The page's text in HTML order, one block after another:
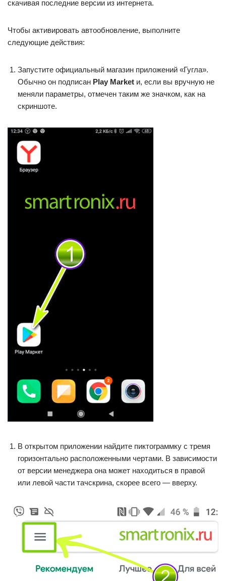
скачивая последние версии из интернета.
Чтобы активировать автообновление, выполните
следующие действия:
Запустите официальный магазин приложений «Гугла».
Обычно он подписан Play Market и, если вы вручную не
меняли параметры, отмечен таким же значком, как на
скриншоте.
В открытом приложении найдите пиктограммку с тремя
горизонтально расположенными чертами. В зависимости
от версии менеджера она может находиться в правой
или левой части тачскрина, скорее всего — вверху.